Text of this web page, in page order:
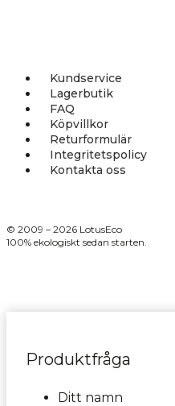
Kundservice
Lagerbutik
FAQ
Köpvillkor
Returformulär
Integritetspolicy
Kontakta oss
© 2009 – 2026 LotusEco
100% ekologiskt sedan starten.
Produktfråga
Ditt namn